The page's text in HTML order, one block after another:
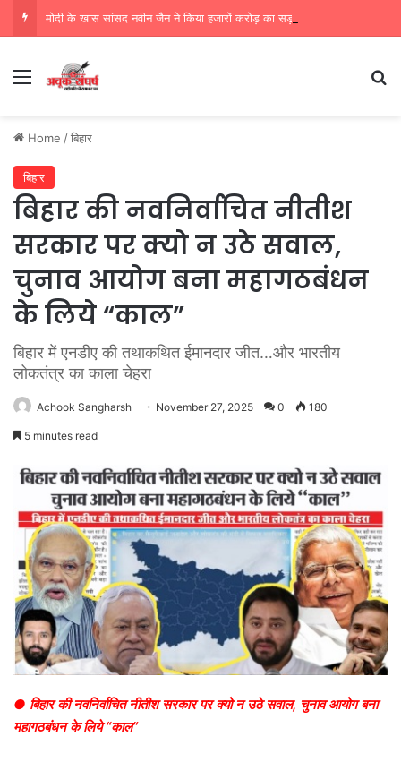
Menu
Home /बिहार
बिहार
बिहार की नवनिर्वाचित नीतीश
सरकार पर क्यो न उठे सवाल,
चुनाव आयोग बना महागठबंधन
के लिये “काल”
बिहार में एनडीए की तथाकथित ईमानदार जीत…और भारतीय
लोकतंत्र का काला चेहरा
Achook Sangharsh November 27, 2025 0 180
5 minutes read
● बिहार की नवनिर्वाचित नीतीश सरकार पर क्यो न उठे सवाल, चुनाव आयोग बना
महागठबंधन के लिये “काल”